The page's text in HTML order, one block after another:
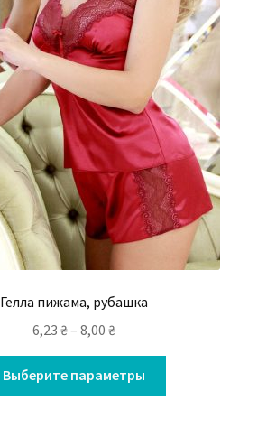
Гелла пижама, рубашка
6,23 ₴– 8,00 ₴
Выберите параметры